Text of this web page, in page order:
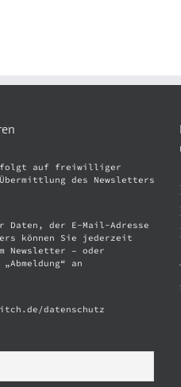
auf freiwilliger
des Newsletters
der E-Mail-Adresse
können Sie jederzeit
Newsletter – oder
an
datenschutz